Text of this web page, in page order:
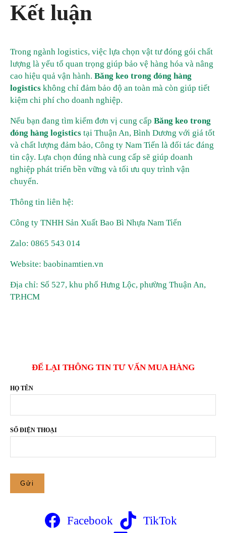
Kết luận
Trong ngành logistics, việc lựa chọn vật tư đóng gói chất
lượng là yếu tố quan trọng giúp bảo vệ hàng hóa và nâng
cao hiệu quả vận hành. Băng keo trong đóng hàng
logistics không chỉ đảm bảo độ an toàn mà còn giúp tiết
kiệm chi phí cho doanh nghiệp.
Nếu bạn đang tìm kiếm đơn vị cung cấp Băng keo trong
đóng hàng logistics tại Thuận An, Bình Dương với giá tốt
và chất lượng đảm bảo, Công ty Nam Tiến là đối tác đáng
tin cậy. Lựa chọn đúng nhà cung cấp sẽ giúp doanh
nghiệp phát triển bền vững và tối ưu quy trình vận
chuyển.
Thông tin liên hệ:
Công ty TNHH Sản Xuất Bao Bì Nhựa Nam Tiến
Zalo: 0865 543 014
Website: baobinamtien.vn
Địa chỉ: Số 527, khu phố Hưng Lộc, phường Thuận An,
TP.HCM
ĐỂ LẠI THÔNG TIN TƯ VẤN MUA HÀNG
HỌ TÊN
SỐ ĐIỆN THOẠI
Facebook
TikTok